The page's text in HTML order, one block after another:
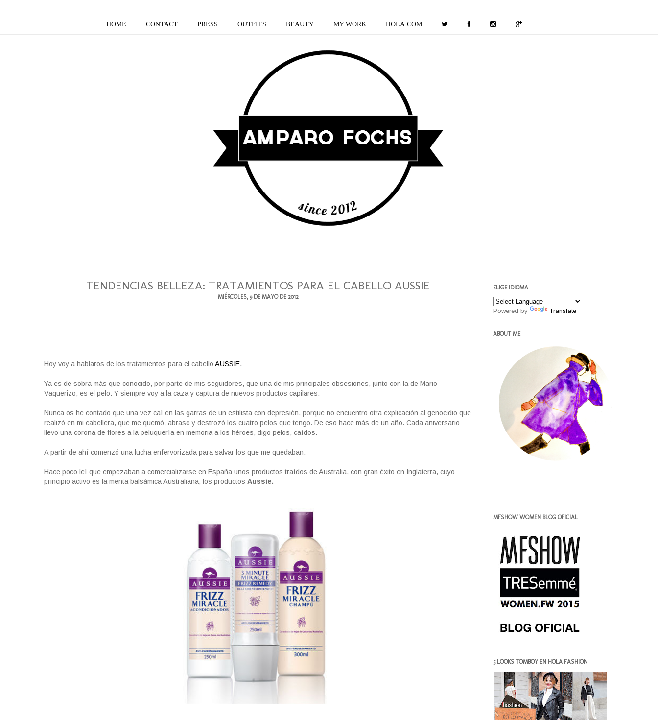
HOME CONTACT PRESS OUTFITS BEAUTY MY WORK HOLA.COM
TENDENCIAS BELLEZA: TRATAMIENTOS PARA EL CABELLO AUSSIE
MIÉRCOLES, 9 DE MAYO DE 2012
Hoy voy a hablaros de los tratamientos para el cabello AUSSIE.
Ya es de sobra más que conocido, por parte de mis seguidores, que una de mis principales obsesiones, junto con la de Mario
Vaquerizo, es el pelo. Y siempre voy a la caza y captura de nuevos productos capilares.
Nunca os he contado que una vez caí en las garras de un estilista con depresión, porque no encuentro otra explicación al genocidio que
realizó en mi cabellera, que me quemó, abrasó y destrozó los cuatro pelos que tengo. De eso hace más de un año. Cada aniversario
llevo una corona de flores a la peluquería en memoria a los héroes, digo pelos, caídos.
A partir de ahí comenzó una lucha enfervorizada para salvar los que me quedaban.
Hace poco leí que empezaban a comercializarse en España unos productos traídos de Australia, con gran éxito en Inglaterra, cuyo
principio activo es la menta balsámica Australiana, los productos Aussie.
ELIGE IDIOMA
Powered by Translate
ABOUT ME
MFSHOW WOMEN BLOG OFICIAL
5 LOOKS TOMBOY EN HOLA FASHION